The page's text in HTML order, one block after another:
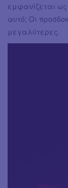
εμφανίζεται ως
αυτό; Οι